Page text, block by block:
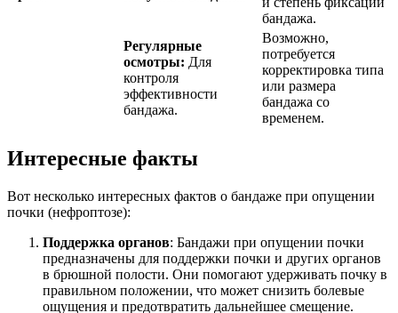
бандажа.
Регулярные
осмотры: Для
контроля
эффективности
бандажа.
Возможно,
потребуется
корректировка типа
или размера
бандажа со
временем.
Интересные факты
Вот несколько интересных фактов о бандаже при опущении
почки (нефроптозе):
Поддержка органов: Бандажи при опущении почки
предназначены для поддержки почки и других органов
в брюшной полости. Они помогают удерживать почку в
правильном положении, что может снизить болевые
ощущения и предотвратить дальнейшее смещение.